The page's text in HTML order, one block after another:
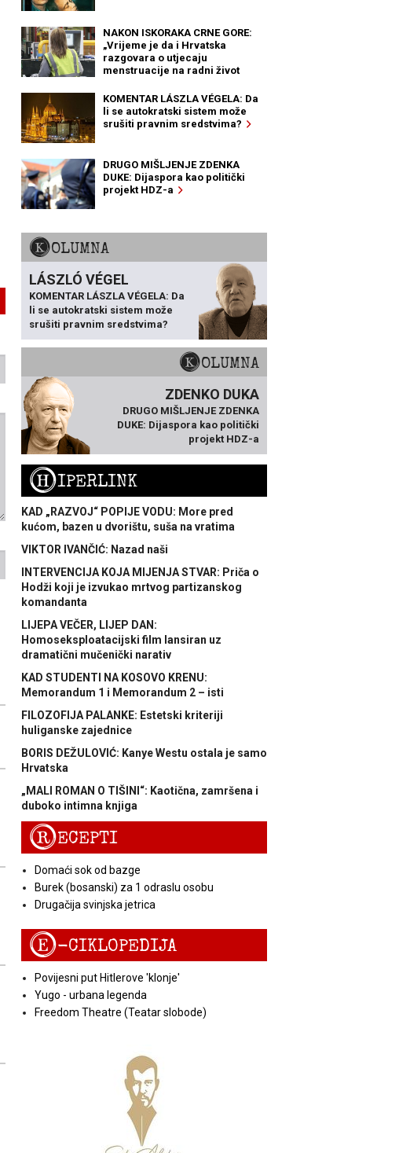
NAKON ISKORAKA CRNE GORE:
„Vrijeme je da i Hrvatska
razgovara o utjecaju
menstruacije na radni život
KOMENTAR LÁSZLA VÉGELA: Da
li se autokratski sistem može
srušiti pravnim sredstvima?
DRUGO MIŠLJENJE ZDENKA
DUKE: Dijaspora kao politički
projekt HDZ-a
KOLUMNA
LÁSZLÓ VÉGEL
KOMENTAR LÁSZLA VÉGELA: Da
li se autokratski sistem može
srušiti pravnim sredstvima?
KOLUMNA
ZDENKO DUKA
DRUGO MIŠLJENJE ZDENKA
DUKE: Dijaspora kao politički
projekt HDZ-a
HIPERLINK
KAD „RAZVOJ“ POPIJE VODU: More pred
kućom, bazen u dvorištu, suša na vratima
VIKTOR IVANČIĆ: Nazad naši
INTERVENCIJA KOJA MIJENJA STVAR: Priča o
Hodži koji je izvukao mrtvog partizanskog
komandanta
LIJEPA VEČER, LIJEP DAN:
Homoseksploatacijski film lansiran uz
dramatični mučenički narativ
KAD STUDENTI NA KOSOVO KRENU:
Memorandum 1 i Memorandum 2 – isti
FILOZOFIJA PALANKE: Estetski kriteriji
huliganske zajednice
BORIS DEŽULOVIĆ: Kanye Westu ostala je samo
Hrvatska
„MALI ROMAN O TIŠINI“: Kaotična, zamršena i
duboko intimna knjiga
RECEPTI
Domaći sok od bazge
Burek (bosanski) za 1 odraslu osobu
Drugačija svinjska jetrica
E-CIKLOPEDIJA
Povijesni put Hitlerove 'klonje'
Yugo - urbana legenda
Freedom Theatre (Teatar slobode)